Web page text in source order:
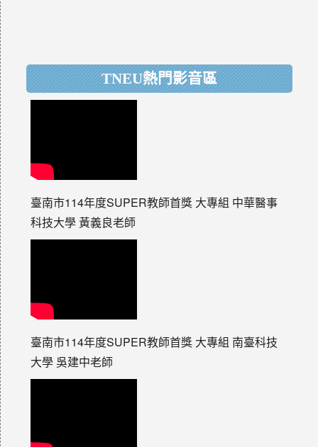
TNEU熱門影音區
臺南市114年度SUPER教師首獎 大專組 中華醫事
科技大學 黃義良老師
臺南市114年度SUPER教師首獎 大專組 南臺科技
大學 吳建中老師